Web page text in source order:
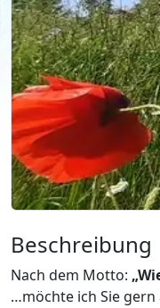
Beschreibung
Nach dem Motto:
…möchte ich Sie